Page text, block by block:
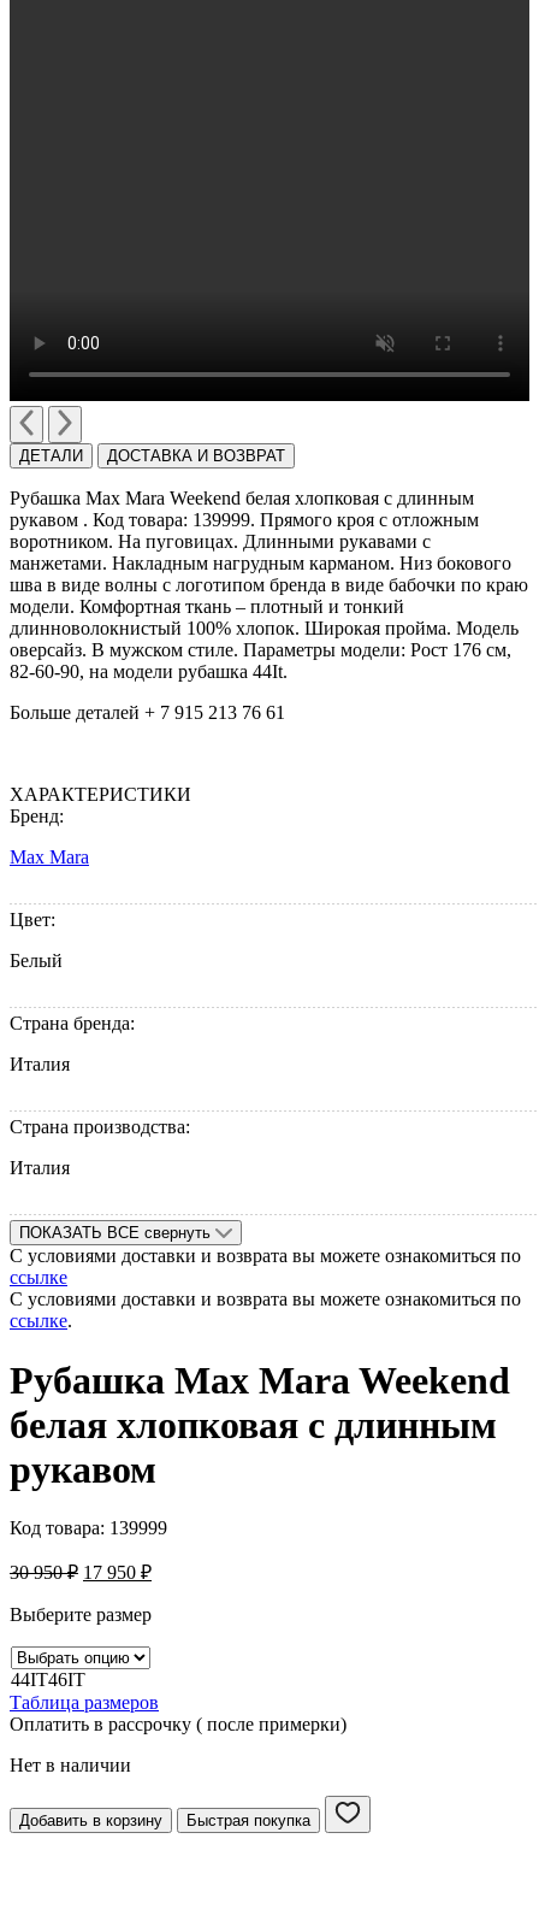
ДЕТАЛИ ДОСТАВКА И ВОЗВРАТ
Рубашка Max Mara Weekend белая хлопковая с длинным
рукавом . Код товара: 139999. Прямого кроя с отложным
воротником. На пуговицах. Длинными рукавами с
манжетами. Накладным нагрудным карманом. Низ бокового
шва в виде волны с логотипом бренда в виде бабочки по краю
модели. Комфортная ткань – плотный и тонкий
длинноволокнистый 100% хлопок. Широкая пройма. Модель
оверсайз. В мужском стиле. Параметры модели: Рост 176 см,
82-60-90, на модели рубашка 44It.
Больше деталей + 7 915 213 76 61
ХАРАКТЕРИСТИКИ
Бренд:
Max Mara
Цвет:
Белый
Страна бренда:
Италия
Страна производства:
Италия
ПОКАЗАТЬ ВСЕ свернуть
С условиями доставки и возврата вы можете ознакомиться по
ссылке
С условиями доставки и возврата вы можете ознакомиться по
ссылке.
Рубашка Max Mara Weekend
белая хлопковая с длинным
рукавом
Код товара: 139999
30 950₽ 17 950 ₽
Выберите размер
44IT46IT
Таблица размеров
Оплатить в рассрочку ( после примерки)
Нет в наличии
Добавить в корзину Быстрая покупка